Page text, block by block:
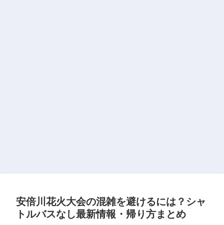
安倍川花火大会の混雑を避けるには？シャ
トルバスなし最新情報・帰り方まとめ